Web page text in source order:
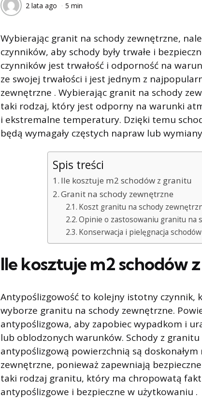
2 lata ago 5 min
Wybierając granit na schody zewnętrzne,
czynników, aby schody były trwałe i
czynników jest trwałość i odporność na
ze swojej trwałości i jest jednym z
zewnętrzne . Wybierając granit na schody
taki rodzaj, który jest odporny na warunki
i ekstremalne temperatury. Dzięki temu
będą wymagały częstych napraw lub
Spis treści
Ile kosztuje m2 schodów z granitu
Granit na schody zewnętrzne
Koszt granitu na schody
Opinie o zastosowaniu granitu na
Konserwacja i pielęgnacja
Ile kosztuje m2 schodów
Antypoślizgowość to kolejny istotny czynnik,
wyborze granitu na schody zewnętrzne.
antypoślizgowa, aby zapobiec wypadkom i
lub oblodzonych warunków. Schody z granitu
antypoślizgową powierzchnią są
zewnętrzne, ponieważ zapewniają
taki rodzaj granitu, który ma chropowatą
antypoślizgowe i bezpieczne w użytkowaniu .